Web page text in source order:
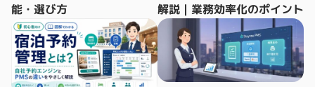
能・選び方
解説｜業務効率化のポイント